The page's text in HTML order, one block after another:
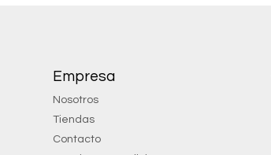
Empresa
Nosotros
Tiendas
Contacto